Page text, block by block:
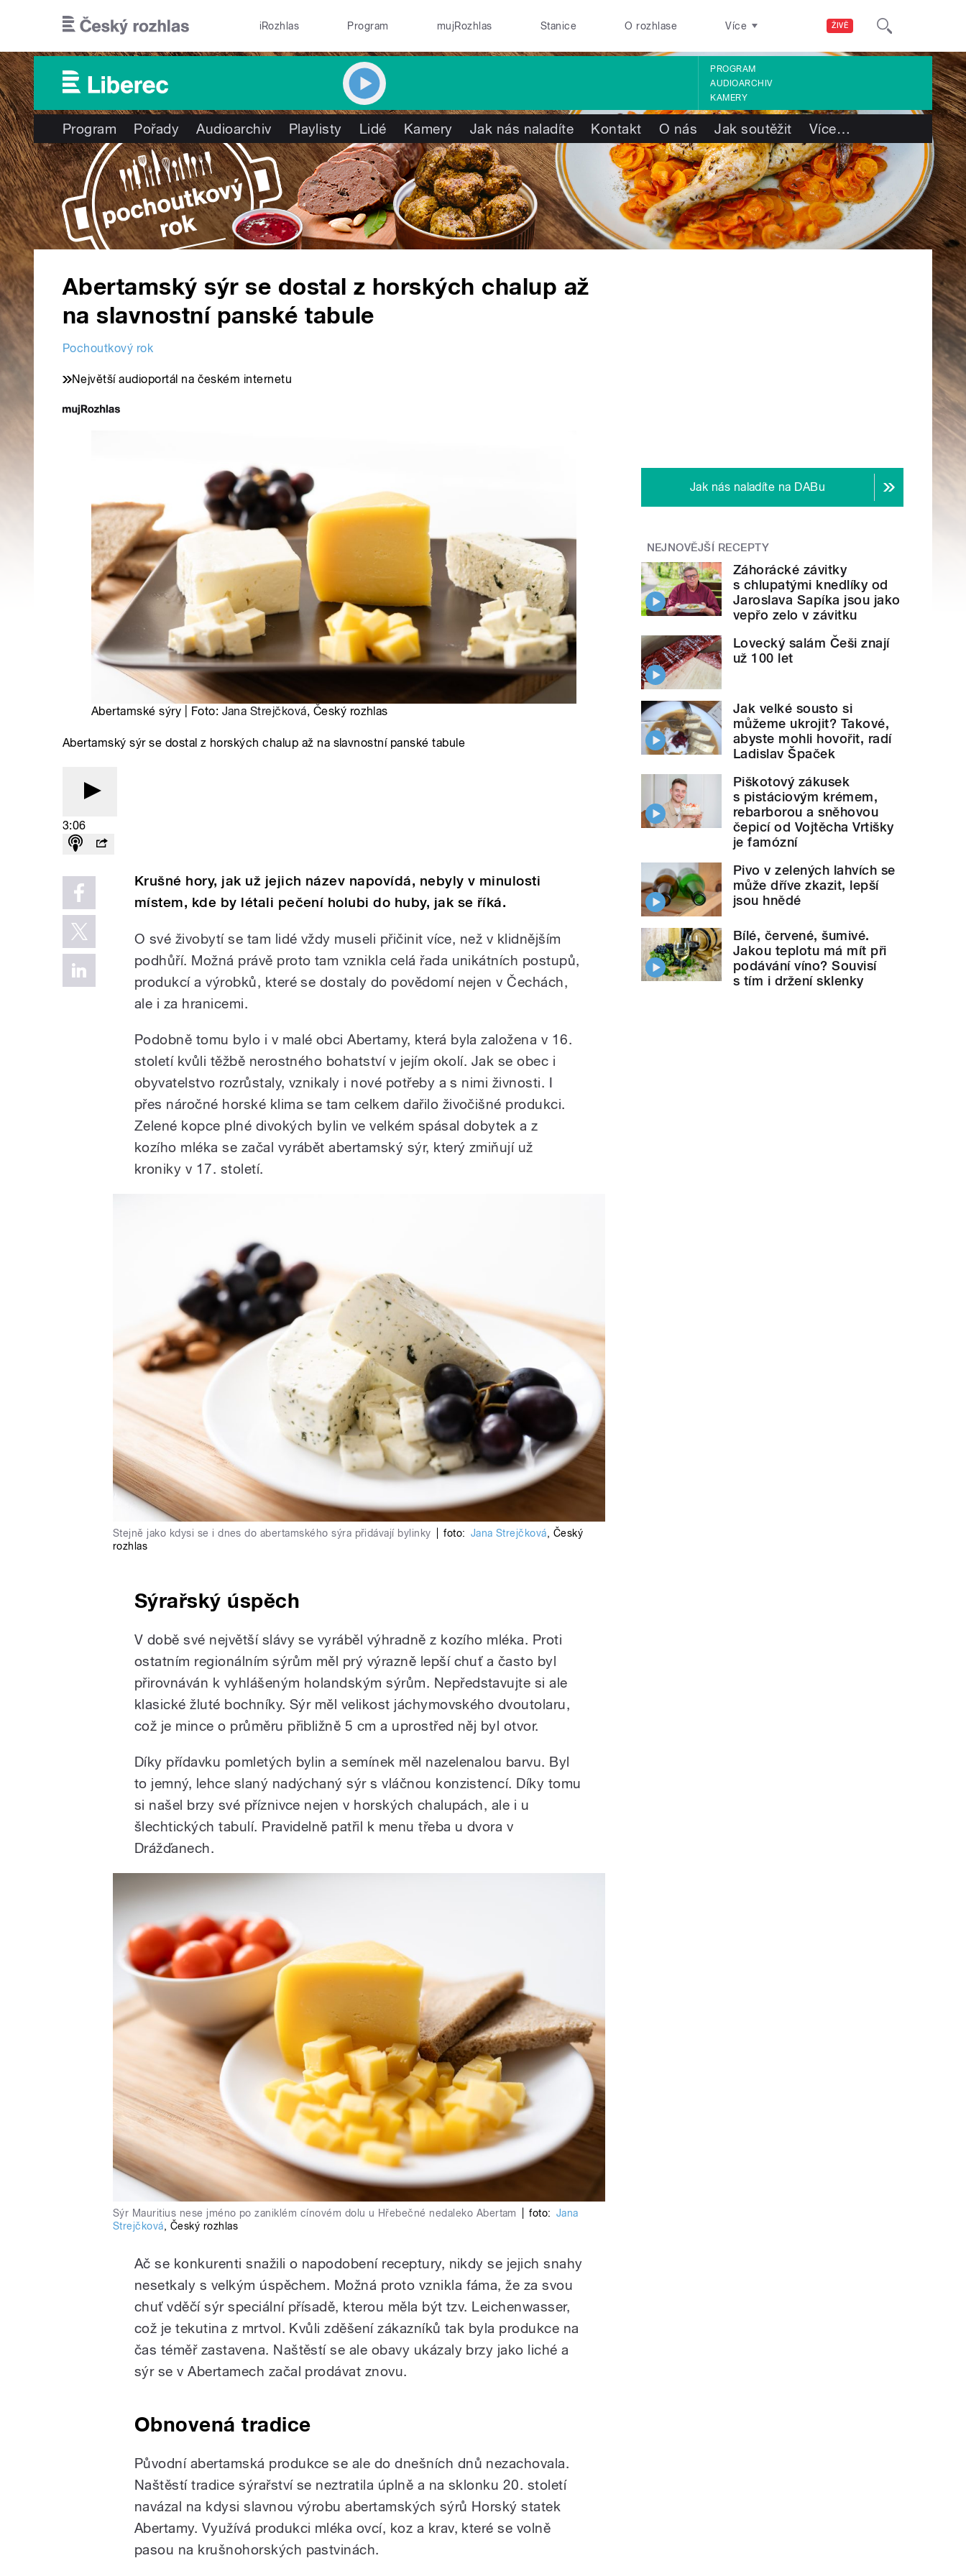
ŽIVĚ
iRozhlas Program mujRozhlas Stanice O rozhlase Více
PROGRAM
AUDIOARCHIV
KAMERY
Program Pořady Audioarchiv Playlisty Lidé Kamery Jak nás naladíte Kontakt O nás Jak soutěžit Více…
Abertamský sýr se dostal z horských chalup až
na slavnostní panské tabule
Pochoutkový rok
Největší audioportál na českém internetu
Abertamské sýry | Foto: Jana Strejčková, Český rozhlas
Abertamský sýr se dostal z horských chalup až na slavnostní panské tabule
3:06
Krušné hory, jak už jejich název napovídá, nebyly v minulosti
místem, kde by létali pečení holubi do huby, jak se říká.
O své živobytí se tam lidé vždy museli přičinit více, než v klidnějším
podhůří. Možná právě proto tam vznikla celá řada unikátních postupů,
produkcí a výrobků, které se dostaly do povědomí nejen v Čechách,
ale i za hranicemi.
Podobně tomu bylo i v malé obci Abertamy, která byla založena v 16.
století kvůli těžbě nerostného bohatství v jejím okolí. Jak se obec i
obyvatelstvo rozrůstaly, vznikaly i nové potřeby a s nimi živnosti. I
přes náročné horské klima se tam celkem dařilo živočišné produkci.
Zelené kopce plné divokých bylin ve velkém spásal dobytek a z
kozího mléka se začal vyrábět abertamský sýr, který zmiňují už
kroniky v 17. století.
Stejně jako kdysi se i dnes do abertamského sýra přidávají bylinky foto: Jana Strejčková, Český
rozhlas
Sýrařský úspěch
V době své největší slávy se vyráběl výhradně z kozího mléka. Proti
ostatním regionálním sýrům měl prý výrazně lepší chuť a často byl
přirovnáván k vyhlášeným holandským sýrům. Nepředstavujte si ale
klasické žluté bochníky. Sýr měl velikost jáchymovského dvoutolaru,
což je mince o průměru přibližně 5 cm a uprostřed něj byl otvor.
Díky přídavku pomletých bylin a semínek měl nazelenalou barvu. Byl
to jemný, lehce slaný nadýchaný sýr s vláčnou konzistencí. Díky tomu
si našel brzy své příznivce nejen v horských chalupách, ale i u
šlechtických tabulí. Pravidelně patřil k menu třeba u dvora v
Drážďanech.
Sýr Mauritius nese jméno po zaniklém cínovém dolu u Hřebečné nedaleko Abertam foto: Jana
Strejčková, Český rozhlas
Ač se konkurenti snažili o napodobení receptury, nikdy se jejich snahy
nesetkaly s velkým úspěchem. Možná proto vznikla fáma, že za svou
chuť vděčí sýr speciální přísadě, kterou měla být tzv. Leichenwasser,
což je tekutina z mrtvol. Kvůli zděšení zákazníků tak byla produkce na
čas téměř zastavena. Naštěstí se ale obavy ukázaly brzy jako liché a
sýr se v Abertamech začal prodávat znovu.
Obnovená tradice
Původní abertamská produkce se ale do dnešních dnů nezachovala.
Naštěstí tradice sýrařství se neztratila úplně a na sklonku 20. století
navázal na kdysi slavnou výrobu abertamských sýrů Horský statek
Abertamy. Využívá produkci mléka ovcí, koz a krav, které se volně
pasou na krušnohorských pastvinách.
Jak nás naladíte na DABu
NEJNOVĚJŠÍ RECEPTY
Záhorácké závitky
s chlupatými knedlíky od
Jaroslava Sapíka jsou jako
vepřo zelo v závitku
Lovecký salám Češi znají
už 100 let
Jak velké sousto si
můžeme ukrojit? Takové,
abyste mohli hovořit, radí
Ladislav Špaček
Piškotový zákusek
s pistáciovým krémem,
rebarborou a sněhovou
čepicí od Vojtěcha Vrtišky
je famózní
Pivo v zelených lahvích se
může dříve zkazit, lepší
jsou hnědé
Bílé, červené, šumivé.
Jakou teplotu má mít při
podávání víno? Souvisí
s tím i držení sklenky